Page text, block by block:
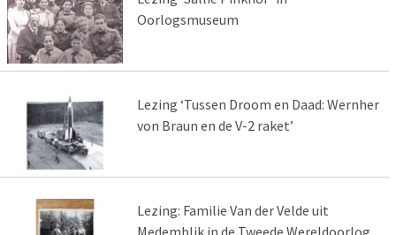
Oorlogsmuseum
Lezing ‘Tussen Droom en Daad: Wernher
von Braun en de V-2 raket’
Lezing: Familie Van der Velde uit
Medemblik in de Tweede Wereldoorlog